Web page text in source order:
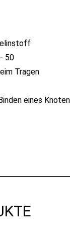
50
Tragen
eines